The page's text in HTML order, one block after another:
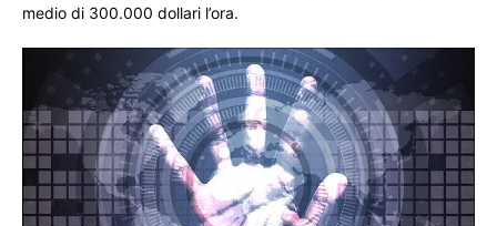
medio di 300.000 dollari l’ora.